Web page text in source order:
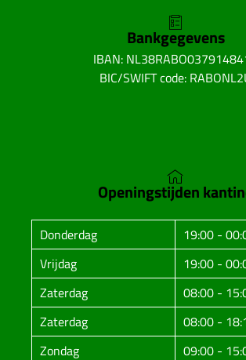
Bankgegevens
IBAN:
BIC/SWIFT code:
Openingstijden
Donderdag
19:00 -
Vrijdag
19:00 -
Zaterdag
08:00 -
Zaterdag
08:00 -
Zondag
09:00 -